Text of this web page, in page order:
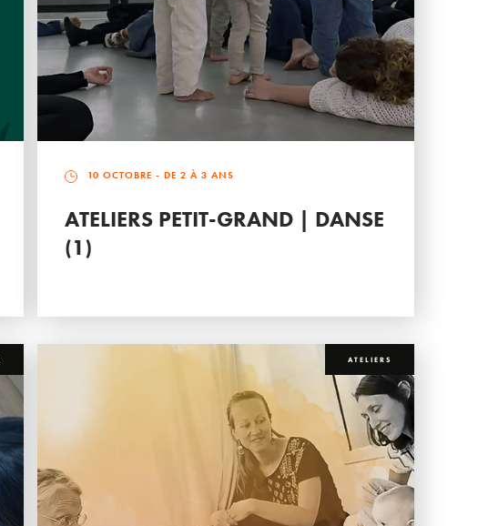
10 OCTOBRE - DE 2 À 3 ANS
ATELIERS PETIT-GRAND | DANSE
(1)
ATELIERS